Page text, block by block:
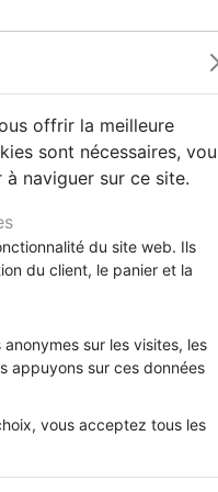
Autres versions
d'étude
audio
gros caractères
Livres
Mission, évangélisation
des temps
de la Bible
évolution
saynettes
Jeunesse
Enseignement jeunesse
d'activités
Bébé
Recueils et partitions
DVD concert
Croix/cadres
clés
notestrès
du produit
chose de très
vraie tirée de la Bible,
donne à la reine Esther
offrir la meilleure
sont nécessaires,
naviguer sur ce site.
du site web. Ils
du client, le panier et la
sur les visites, les
appuyons sur ces données
vous acceptez tous les